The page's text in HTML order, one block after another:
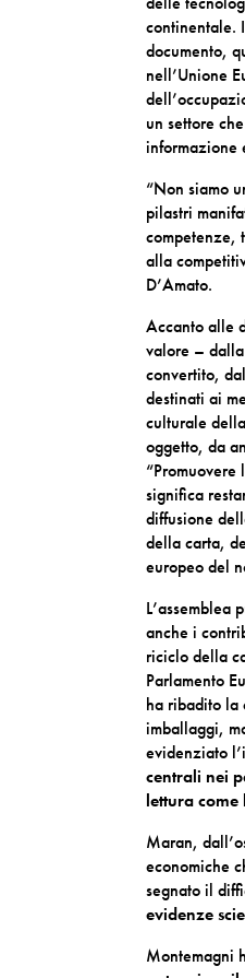
continentale.
documento,
nell’Unione
un settore
informazione
“Non siamo
pilastri
competenze,
alla
D’Amato.
Accanto alle
valore –
convertito,
destinati ai
culturale
oggetto, da
significa
diffusione
della carta,
europeo del
anche i
riciclo della
Parlamento
ha ribadito la
imballaggi,
evidenziato
centrali nei
lettura
Maran,
economiche
segnato il
evidenze
Montemagni